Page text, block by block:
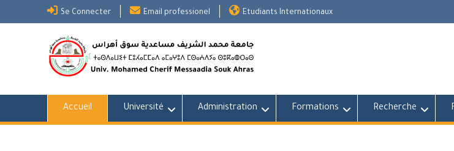
Se Connecter Email professionel Etudiants Internationaux
Accueil Université Administration Formations Recherche